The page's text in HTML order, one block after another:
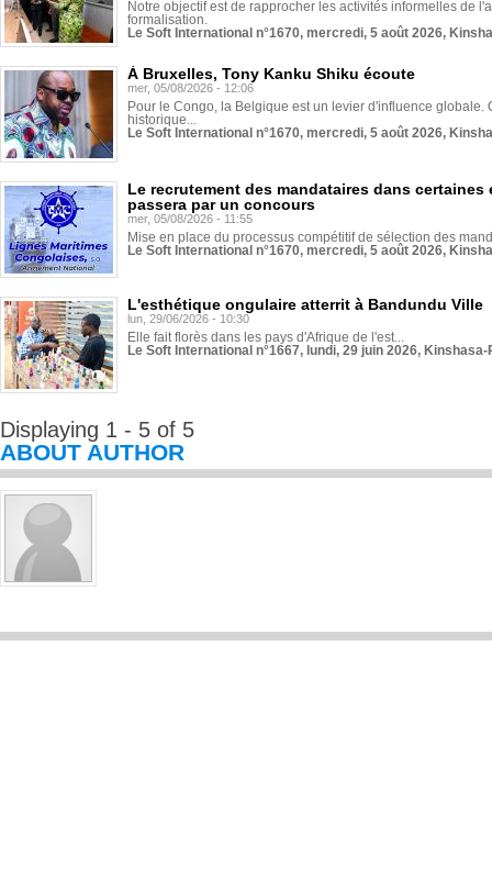
Notre objectif est de rapprocher les activités informelles de
formalisation.
Le Soft International n°1670, mercredi, 5 août 2026,
À Bruxelles, Tony Kanku Shiku écoute
mer, 05/08/2026 - 12:06
Pour le Congo, la Belgique est un levier d'influence globale.
historique...
Le Soft International n°1670, mercredi, 5 août 2026,
Le recrutement des mandataires dans
passera par un concours
mer, 05/08/2026 - 11:55
Mise en place du processus compétitif de sélection des
Le Soft International n°1670, mercredi, 5 août 2026,
L'esthétique ongulaire atterrit à Bandundu Ville
lun, 29/06/2026 - 10:30
Elle fait florès dans les pays d'Afrique de l'est...
Le Soft International n°1667, lundi, 29 juin 2026,
Displaying 1 - 5 of 5
ABOUT AUTHOR